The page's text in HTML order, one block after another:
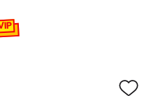
3,99 € à 1,99 €